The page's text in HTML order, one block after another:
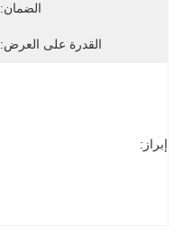
الضمان:
القدرة على العرض:
إبراز: